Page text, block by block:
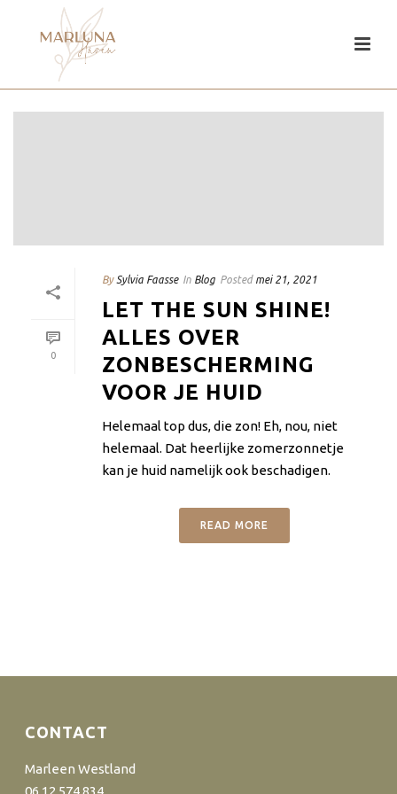
0
By Sylvia Faasse In Blog Posted mei 21, 2021
LET THE SUN SHINE!
ALLES OVER
ZONBESCHERMING
VOOR JE HUID
Helemaal top dus, die zon! Eh, nou, niet
helemaal. Dat heerlijke zomerzonnetje
kan je huid namelijk ook beschadigen.
READ MORE
CONTACT
Marleen Westland